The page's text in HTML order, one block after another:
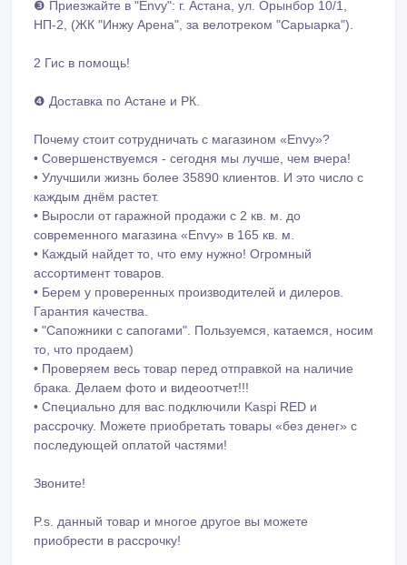
❸ Приезжайте в "Envy": г. Астана, ул. Орынбор 10/1,
НП-2, (ЖК "Инжу Арена", за велотреком "Сарыарка").
2 Гис в помощь!
❹ Доставка по Астане и РК.
Почему стоит сотрудничать с магазином «Envy»?
• Совершенствуемся - сегодня мы лучше, чем вчера!
• Улучшили жизнь более 35890 клиентов. И это число с
каждым днём растет.
• Выросли от гаражной продажи с 2 кв. м. до
современного магазина «Envy» в 165 кв. м.
• Каждый найдет то, что ему нужно! Огромный
ассортимент товаров.
• Берем у проверенных производителей и дилеров.
Гарантия качества.
• "Сапожники с сапогами". Пользуемся, катаемся, носим
то, что продаем)
• Проверяем весь товар перед отправкой на наличие
брака. Делаем фото и видеоотчет!!!
• Специально для вас подключили Kaspi RED и
рассрочку. Можете приобретать товары «без денег» с
последующей оплатой частями!
Звоните!
P.s. данный товар и многое другое вы можете
приобрести в рассрочку!